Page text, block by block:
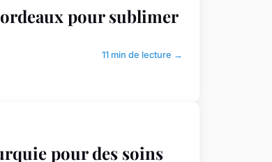
pour sublimer
11 min de lecture →
pour des soins